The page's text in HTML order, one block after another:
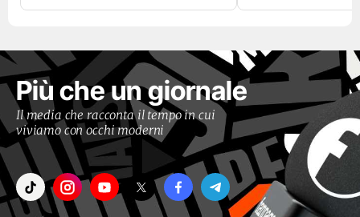
Più che un giornale
Il media che racconta il tempo in cui
viviamo con occhi moderni